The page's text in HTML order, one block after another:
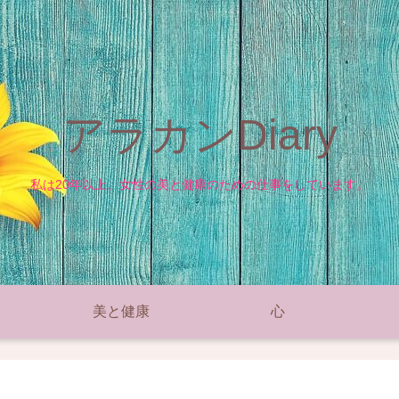
アラカンDiary
私は20年以上、女性の美と健康のための仕事をしています。
美と健康 心